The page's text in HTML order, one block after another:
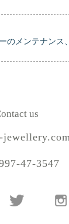
のメンテナンス
us
jewellery.com
47-3547